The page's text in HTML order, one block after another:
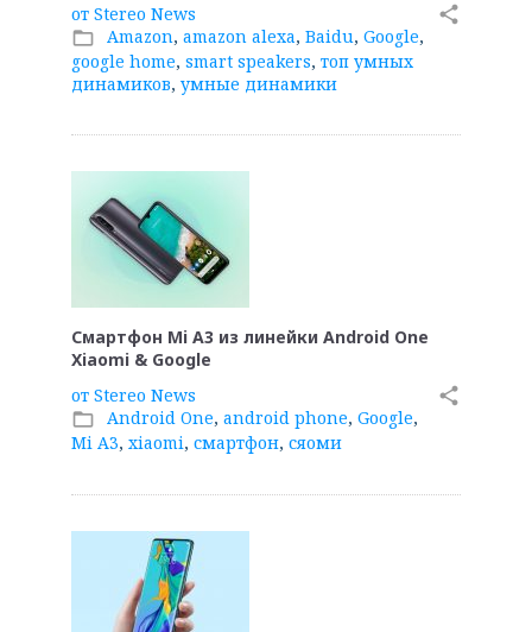
от Stereo News
folder_open Amazon, amazon alexa, Baidu, Google,
google home, smart speakers, топ умных
динамиков, умные динамики
share
Смартфон Mi A3 из линейки Android One
Xiaomi & Google
от Stereo News
folder_open Android One, android phone, Google,
Mi A3, xiaomi, смартфон, сяоми
share